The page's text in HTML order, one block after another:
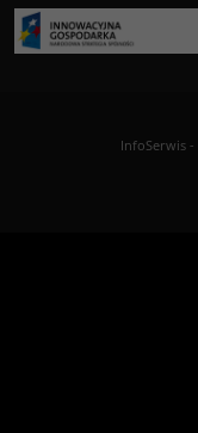
InfoSerwis-